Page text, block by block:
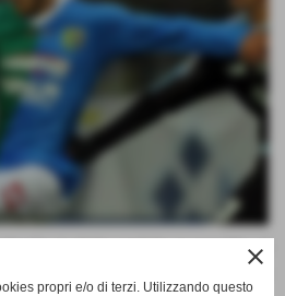
è stato ceduto in prestito al
nel campionato di Lega Pro
close
propri e/o di terzi. Utilizzando questo